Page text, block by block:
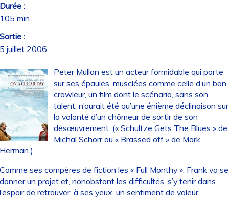
:
min.
:
juillet 2006
Peter Mullan est un acteur formidable qui porte
sur ses épaules, musclées comme celle d’un bon
crawleur, un film dont le scénario, sans son
talent, n’aurait été qu’une énième déclinaison sur
la volonté d’un chômeur de sortir de son
désœuvrement. (« Schultze Gets The Blues » de
Michal Schorr ou « Brassed off » de Mark
)
ses compères de fiction les « Full Monthy », Frank va se
un projet et, nonobstant les difficultés, s’y tenir dans
de retrouver, à ses yeux, un sentiment de valeur.